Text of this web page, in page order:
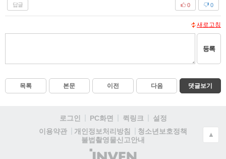
답글 0
0
새로고침
등록
목록 본문 이전 다음 댓글보기
로그인 PC화면 퀵링크
설정
이용약관
개인정보처리방침
청소년보호정책
불법촬영물신고안내
(주)
▲